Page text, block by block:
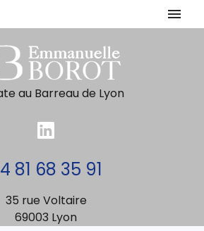
menu
au Barreau de Lyon
81 68 35 91
35 rue Voltaire
69003 Lyon